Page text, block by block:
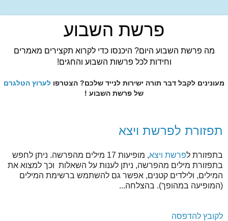
פרשת השבוע
מה פרשת השבוע היום? היכנסו כדי לקרוא תקצירים מאמרים
וחידות לכל פרשות השבוע והחגים!
מעונינים לקבל דבר תורה ישירות לנייד שלכם? הצטרפו לערוץ הטלגרם
של פרשת השבוע !
תפזורת לפרשת ויצא
בתפזורת לפרשת ויצא
, מופיעות 17 מילים מהפרשה. ניתן לחפש
בתפזורת מילים מהפרשה, ניתן לענות על השאלות וכך למצוא את
המילים, ולילדים קטנים, אפשר גם להשתמש ברשימת המילים
(המופיעה במהופך). בהצלחה...
לקובץ להדפסה